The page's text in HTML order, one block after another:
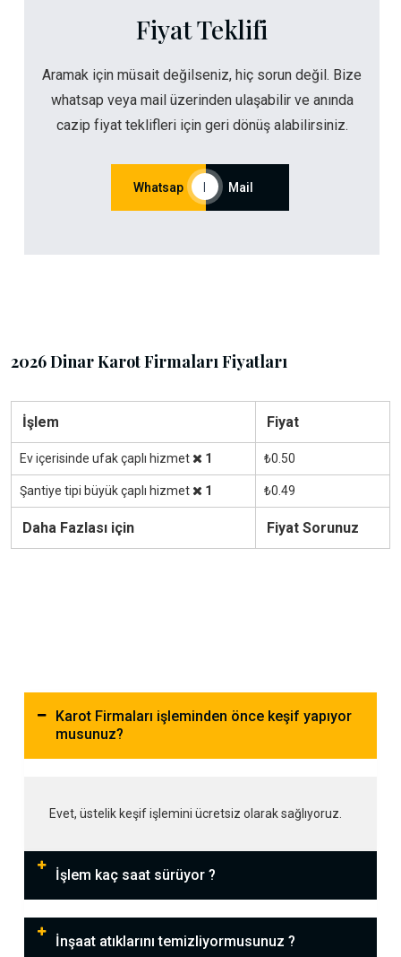
Fiyat Teklifi
Aramak için müsait değilseniz, hiç sorun değil. Bize
whatsap veya mail üzerinden ulaşabilir ve anında
cazip fiyat teklifleri için geri dönüş alabilirsiniz.
Whatsap Mail
2026 Dinar Karot Firmaları Fiyatları
İşlem Fiyat
Ev içerisinde ufak çaplı hizmet 1 ₺0.50
Şantiye tipi büyük çaplı hizmet 1 ₺0.49
Daha Fazlası için Fiyat Sorunuz
Karot Firmaları işleminden önce keşif yapıyor
musunuz?
Evet, üstelik keşif işlemini ücretsiz olarak sağlıyoruz.
İşlem kaç saat sürüyor ?
İnşaat atıklarını temizliyormusunuz ?